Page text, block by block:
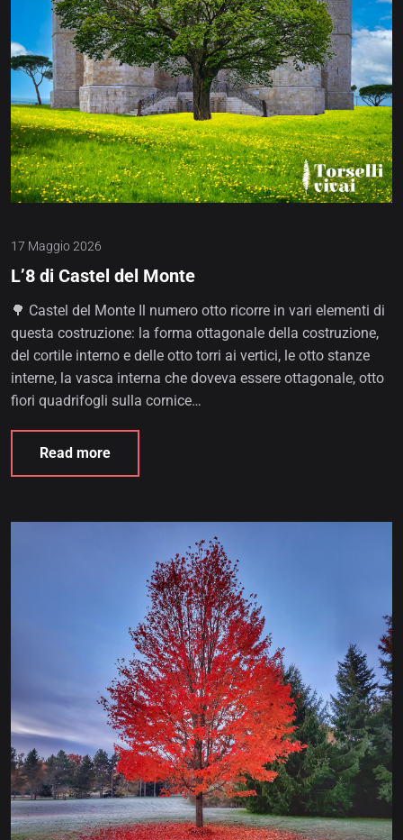
17 Maggio 2026
L’8 di Castel del Monte
🌳 Castel del Monte Il numero otto ricorre in vari elementi di
questa costruzione: la forma ottagonale della costruzione,
del cortile interno e delle otto torri ai vertici, le otto stanze
interne, la vasca interna che doveva essere ottagonale, otto
fiori quadrifogli sulla cornice…
Read more